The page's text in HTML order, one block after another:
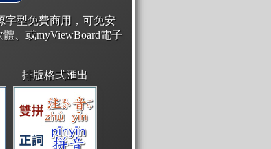
字型免費商用，可免安
、或myViewBoard電子
排版格式匯出